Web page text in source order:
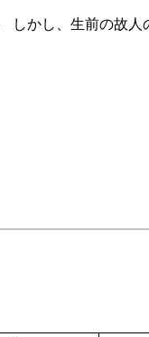
かし、生前の故